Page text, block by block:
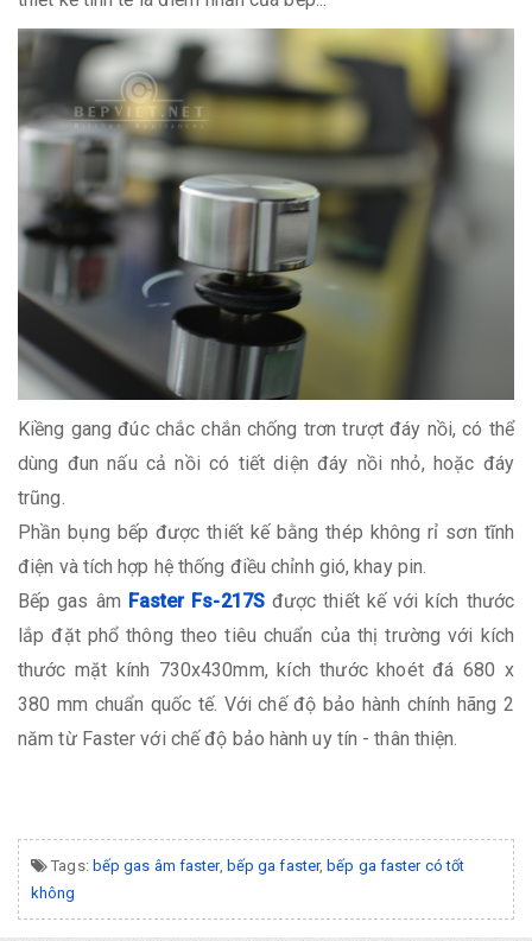
Kiềng gang đúc chắc chắn chống trơn trượt đáy nồi, có thể
dùng đun nấu cả nồi có tiết diện đáy nồi nhỏ, hoặc đáy
trũng.
Phần bụng bếp được thiết kế bằng thép không rỉ sơn tĩnh
điện và tích hợp hệ thống điều chỉnh gió, khay pin.
Bếp gas âm Faster Fs-217S được thiết kế với kích thước
lắp đặt phổ thông theo tiêu chuẩn của thị trường với kích
thước mặt kính 730x430mm, kích thước khoét đá 680 x
380 mm chuẩn quốc tế. Với chế độ bảo hành chính hãng 2
năm từ Faster với chế độ bảo hành uy tín - thân thiện.
Tags: bếp gas âm faster, bếp ga faster, bếp ga faster có tốt
không